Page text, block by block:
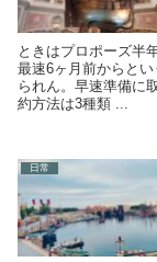
ときはプロポーズ半
最速6ヶ月前からと
られん。早速準備に
約方法は3種類 ...
日常